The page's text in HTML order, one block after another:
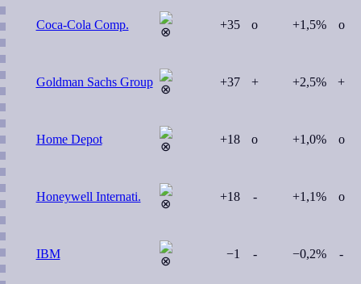
Coca-Cola Comp. +35 o +1,5% o
Goldman Sachs Group +37 + +2,5% +
Home Depot +18 o +1,0% o
Honeywell Internati. +18 - +1,1% o
IBM −1 - −0,2% -